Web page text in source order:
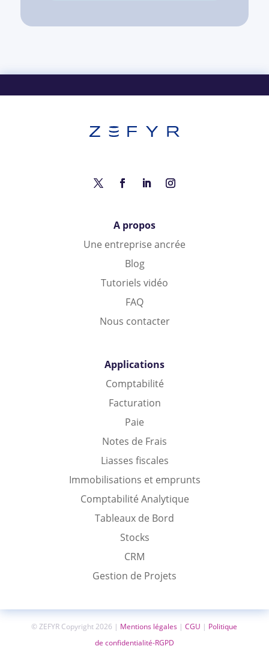
A propos
Une entreprise ancrée
Blog
Tutoriels vidéo
FAQ
Nous contacter
Applications
Comptabilité
Facturation
Paie
Notes de Frais
Liasses fiscales
Immobilisations et emprunts
Comptabilité Analytique
Tableaux de Bord
Stocks
CRM
Gestion de Projets
© ZEFYR Copyright 2026 | Mentions légales |CGU | Politique
de confidentialité-RGPD